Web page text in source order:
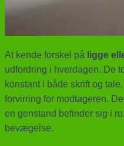
At kende forskel på ligge
udfordring i hverdagen. De
konstant i både skrift og
forvirring for modtageren.
en genstand befinder sig i
bevægelse.